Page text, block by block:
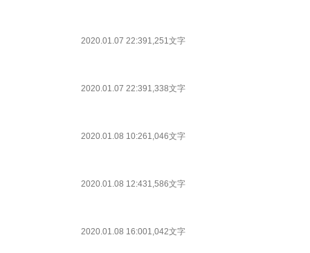
2020.01.07 22:391,251文字
2020.01.07 22:391,338文字
2020.01.08 10:261,046文字
2020.01.08 12:431,586文字
2020.01.08 16:001,042文字